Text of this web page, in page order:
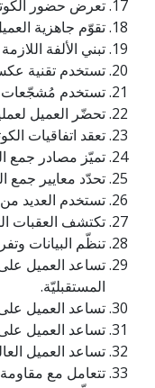
تعرض حضور
تقوّم جاهزية
تبني الألفة
تستخدم تقنية
تستخدم مُشجّعات
تحضّر العميل
تعقد اتفاقيات
تميّز مصادر جمع
تحدّد معايير جمع
تستخدم العديد
تكتشف العقبات
تنظّم البيانات
تساعد العميل على
المستقبليّة.
تساعد العميل
تساعد العميل
تساعد العميل
تتعامل مع